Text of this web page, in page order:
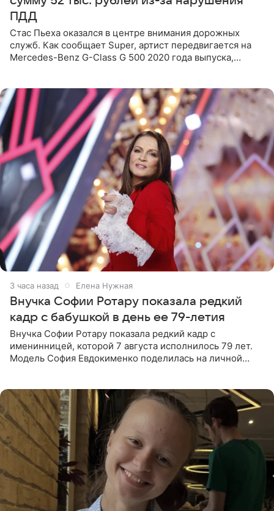
ПДД
Стас Пьеха оказался в центре внимания дорожных
служб. Как сообщает Super, артист передвигается на
Mercedes-Benz G-Class G 500 2020 года выпуска,
3 часа назад Елена Нужная
Внучка Софии Ротару показала редкий
кадр с бабушкой в день ее 79-летия
Внучка Софии Ротару показала редкий кадр с
именинницей, которой 7 августа исполнилось 79 лет.
Модель София Евдокименко поделилась на личной